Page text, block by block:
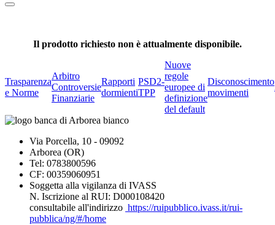
Il prodotto richiesto non è attualmente disponibile.
Trasparenza
e Norme
Arbitro
Controversie
Finanziarie
Rapporti
dormienti
PSD2-
TPP
Nuove
regole
europee di
definizione
del default
Disconoscimento
movimenti
Via Porcella, 10 - 09092
Arborea (OR)
Tel: 0783800596
CF: 00359060951
Soggetta alla vigilanza di IVASS
N. Iscrizione al RUI: D000108420
consultabile all'indirizzo https://ruipubblico.ivass.it/rui-
pubblica/ng/#/home